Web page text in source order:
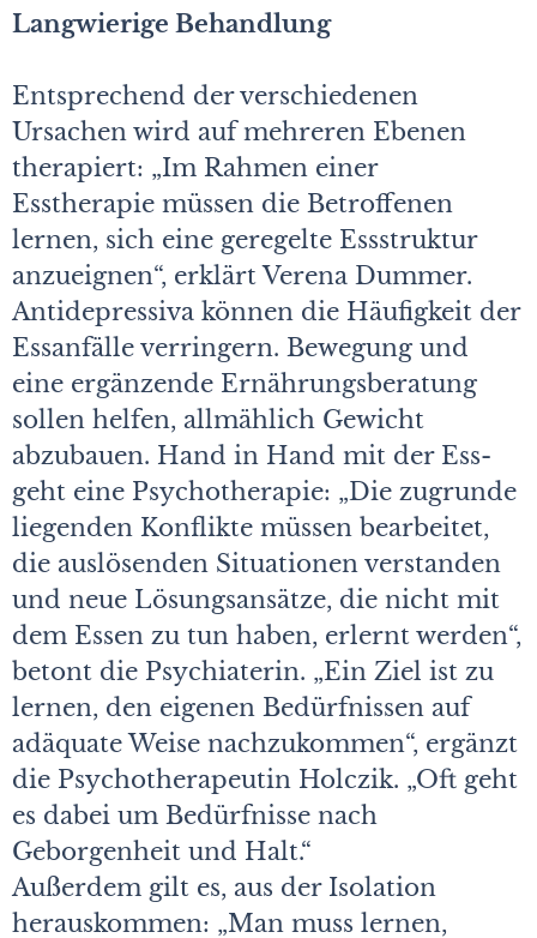
Langwierige Behandlung
Entsprechend der verschiedenen
Ursachen wird auf mehreren Ebenen
therapiert: „Im Rahmen einer
Esstherapie müssen die Betroffenen
lernen, sich eine geregelte Essstruktur
anzueignen“, erklärt Verena Dummer.
Antidepressiva können die Häufigkeit der
Essanfälle verringern. Bewegung und
eine ergänzende Ernährungsberatung
sollen helfen, allmählich Gewicht
abzubauen. Hand in Hand mit der Ess-
geht eine Psychotherapie: „Die zugrunde
liegenden Konflikte müssen bearbeitet,
die auslösenden Situationen verstanden
und neue Lösungsansätze, die nicht mit
dem Essen zu tun haben, erlernt werden“,
betont die Psychiaterin. „Ein Ziel ist zu
lernen, den eigenen Bedürfnissen auf
adäquate Weise nachzukommen“, ergänzt
die Psychotherapeutin Holczik. „Oft geht
es dabei um Bedürfnisse nach
Geborgenheit und Halt.“
Außerdem gilt es, aus der Isolation
herauskommen: „Man muss lernen,